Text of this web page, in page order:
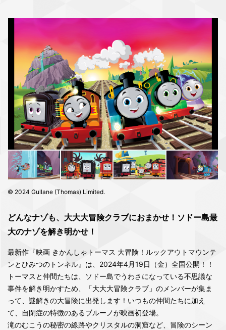
© 2024 Gullane (Thomas) Limited.
どんなナゾも、⼤⼤⼤冒険クラブにおまかせ！ソドー島最
⼤のナゾを解き明かせ！
最新作『映画 きかんしゃトーマス 大冒険！ルックアウトマウンテ
ンとひみつのトンネル』は、2024年4月19日（金）全国公開！！
トーマスと仲間たちは、ソドー島でうわさになっている不思議な
事件を解き明かすため、「大大大冒険クラブ」のメンバーが集ま
って、謎解きの大冒険に出発します！いつもの仲間たちに加え
て、自閉症の特徴のあるブルーノが映画初登場。
滝のむこうの秘密の線路やクリスタルの洞窟など、冒険のシーン